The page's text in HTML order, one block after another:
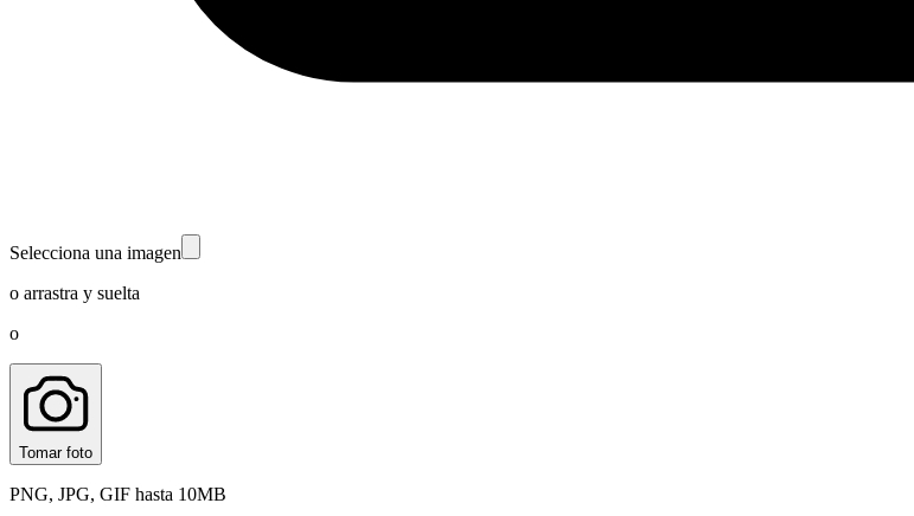
Selecciona una imagen
o arrastra y suelta
o
Tomar foto
PNG, JPG, GIF hasta 10MB